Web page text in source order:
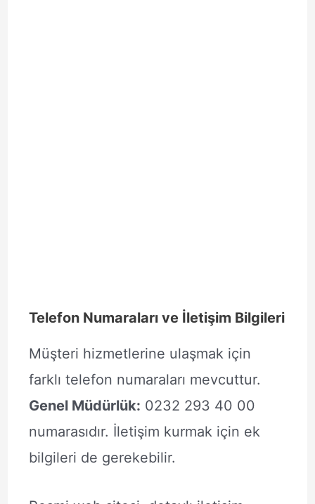
Telefon Numaraları ve İletişim Bilgileri
Müşteri hizmetlerine ulaşmak için
farklı telefon numaraları mevcuttur.
Genel Müdürlük: 0232 293 40 00
numarasıdır. İletişim kurmak için ek
bilgileri de gerekebilir.